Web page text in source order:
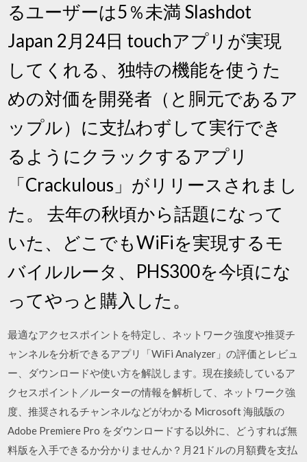
るユーザーは5％未満 Slashdot
Japan 2月24日 touchアプリが実現
してくれる、独特の機能を使うた
めの対価を開発者（と胴元であるア
ップル）に支払わずして実行でき
るようにクラックするアプリ
「Crackulous」がリリースされまし
た。 去年の秋頃から話題になって
いた、どこでもWiFiを実現するモ
バイルルータ、PHS300を今頃にな
ってやっと購入した。
最適なアクセスポイントを特定し、ネットワーク強度や推奨チ
ャンネルを分析できるアプリ「WiFi Analyzer」の評価とレビュ
ー、ダウンロードや使い方を解説します。現在接続しているア
クセスポイント／ルーターの情報を解析して、ネットワーク強
度、推奨されるチャンネルなどがわかる Microsoft 海賊版の
Adobe Premiere Pro をダウンロードする以外に、どうすれば無
料版を入手できるか分かりませんか？月21ドルの月額費を支払